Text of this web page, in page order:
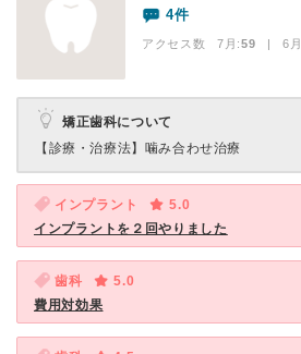
4件
アクセス数 7月:59 | 6
矯正歯科について
【診療・治療法】 噛み合わせ治療
インプラント
5.0
インプラントを２回やりました
歯科
5.0
費用対効果